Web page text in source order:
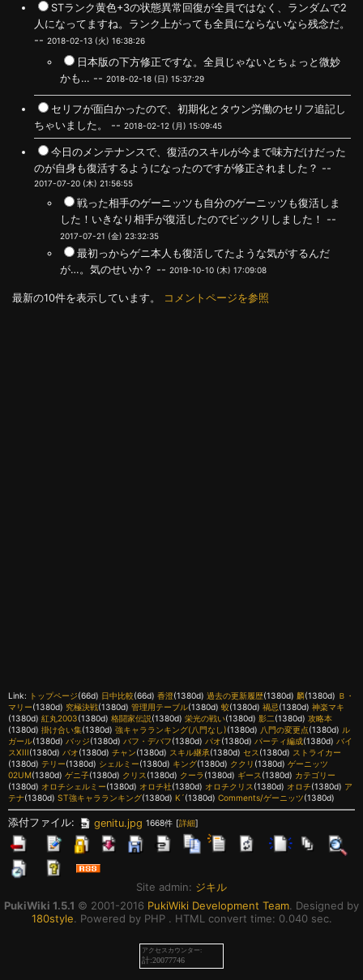
STランク黄色+3の状態異常回復が全員ではなく、ランダムで2
人になってますね。ランク上がっても全員にならないなら残念だ。
-- 2018-02-13 (火) 16:38:26
日本版の下方修正ですな。全員じゃないとちょっと微妙
かも… -- 2018-02-18 (日) 15:37:29
セリフが面白かったので、初期化とタウン労働のセリフ追記し
ちゃいました。 -- 2018-02-12 (月) 15:09:45
今日のメンテナンスで、復活のスキルが今まで味方だけだった
のが自身も復活するようになったのですが修正されました？ --
2017-07-20 (木) 21:56:55
戦った相手のゲーニッツも自分のゲーニッツも復活しま
した！いきなり相手が復活したのでビックリしました！ --
2017-07-21 (金) 23:32:35
最初っからゲニ本人も復活してたような気がするんだ
が…。気のせいか？ -- 2019-10-10 (木) 17:09:08
最新の10件を表示しています。 コメントページを参照
Link: トップページ(66d) 日中比較(66d) 香澄(1380d) 過去の更新履歴(1380d) 麟(1380d) Ｂ・
マリー(1380d) 究極決戦(1380d) 管理用テーブル(1380d) 蛟(1380d) 禍忌(1380d) 神楽マキ
(1380d) 紅丸2003(1380d) 格闘家伝説(1380d) 栄光の戦い(1380d) 影二(1380d) 攻略本
(1380d) 掛け合い集(1380d) 強キャラランキング(八門なし)(1380d) 八門の変更点(1380d) ル
ガール(1380d) バッジ(1380d) バフ・デバフ(1380d) パオ(1380d) パーティ編成(1380d) バイ
スXIII(1380d) バオ(1380d) チャン(1380d) スキル継承(1380d) セス (1380d) ストライカー
(1380d) テリー(1380d) シェルミー(1380d) キング(1380d) ククリ (1380d) ゲーニッツ
02UM(1380d) ゲニ子(1380d) クリス (1380d) クーラ (1380d) ギース (1380d) カテゴリー
(1380d) オロチシェルミー(1380d) オロチ社(1380d) オロチクリス (1380d) オロチ(1380d) ア
テナ(1380d) ST強キャラランキング(1380d) K´(1380d) Comments/ゲーニッツ(1380d)
添付ファイル: genitu.jpg 1668件 [詳細]
Site admin: ジキル
PukiWiki 1.5.1 © 2001-2016 PukiWiki Development Team. Designed by
180style. Powered by PHP . HTML convert time: 0.040 sec.